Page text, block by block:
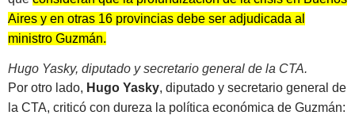
Aires y en otras 16 provincias debe ser adjudicada al
ministro Guzmán.
Hugo Yasky, diputado y secretario general de la CTA.
Por otro lado, Hugo Yasky, diputado y secretario general de
la CTA, criticó con dureza la política económica de Guzmán: